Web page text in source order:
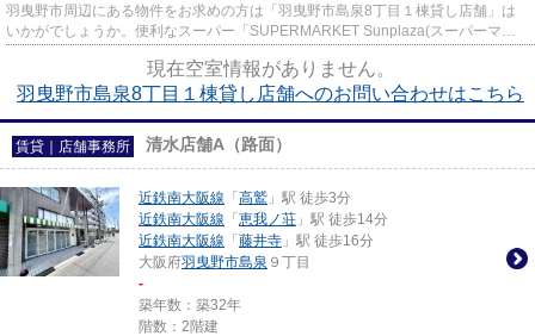
羽曳野市周辺にある物件をお求めの方は「羽曳野市島泉8丁目１棟貸し店舗」は
いかがでしょうか。便利なスーパー「SUPERMARKET Sunplaza(スーパーマー
現在空室情報がありません。
羽曳野市島泉8丁目１棟貸し店舗へのお問い合わせはこちら
賃貸｜店舗事務所 清水店舗A（路面）
近鉄南大阪線 「 高鷲 」駅 徒歩3分
近鉄南大阪線 「 恵我ノ荘 」駅 徒歩14分
近鉄南大阪線 「 藤井寺 」駅 徒歩16分
大阪府羽曳野市島泉 ９丁目
-
築年数：築32年
階数：2階建